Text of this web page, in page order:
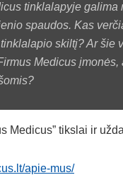
tinklalapyje galima
spaudos. Kas
skiltį? Ar šie
Medicus įmonės,
Medicus” tikslai ir
apie-mus/